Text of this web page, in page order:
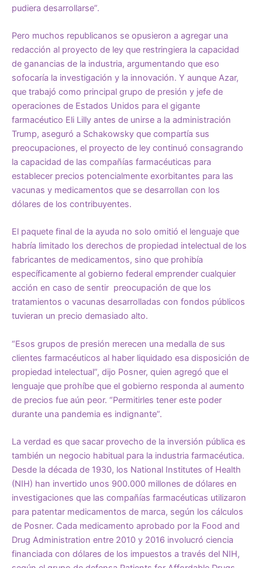
pudiera desarrollarse”.
Pero muchos republicanos se opusieron a agregar una
redacción al proyecto de ley que restringiera la capacidad
de ganancias de la industria, argumentando que eso
sofocaría la investigación y la innovación. Y aunque Azar,
que trabajó como principal grupo de presión y jefe de
operaciones de Estados Unidos para el gigante
farmacéutico Eli Lilly antes de unirse a la administración
Trump, aseguró a Schakowsky que compartía sus
preocupaciones, el proyecto de ley continuó consagrando
la capacidad de las compañías farmacéuticas para
establecer precios potencialmente exorbitantes para las
vacunas y medicamentos que se desarrollan con los
dólares de los contribuyentes.
El paquete final de la ayuda no solo omitió el lenguaje que
habría limitado los derechos de propiedad intelectual de los
fabricantes de medicamentos, sino que prohibía
específicamente al gobierno federal emprender cualquier
acción en caso de sentir preocupación de que los
tratamientos o vacunas desarrolladas con fondos públicos
tuvieran un precio demasiado alto.
“Esos grupos de presión merecen una medalla de sus
clientes farmacéuticos al haber liquidado esa disposición de
propiedad intelectual”, dijo Posner, quien agregó que el
lenguaje que prohíbe que el gobierno responda al aumento
de precios fue aún peor. “Permitirles tener este poder
durante una pandemia es indignante”.
La verdad es que sacar provecho de la inversión pública es
también un negocio habitual para la industria farmacéutica.
Desde la década de 1930, los National Institutes of Health
(NIH) han invertido unos 900.000 millones de dólares en
investigaciones que las compañías farmacéuticas utilizaron
para patentar medicamentos de marca, según los cálculos
de Posner. Cada medicamento aprobado por la Food and
Drug Administration entre 2010 y 2016 involucró ciencia
financiada con dólares de los impuestos a través del NIH,